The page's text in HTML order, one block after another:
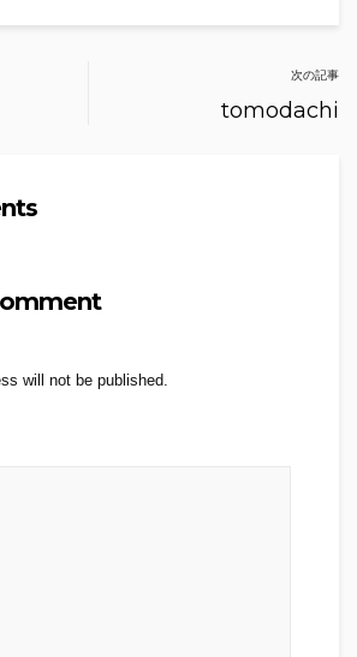
次の記事
tomodachi
will not be published.